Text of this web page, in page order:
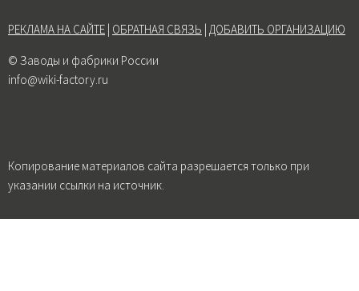
РЕКЛАМА НА САЙТЕ ОБРАТНАЯ СВЯЗЬ ДОБАВИТЬ ОРГАНИЗАЦИЮ
© Заводы и фабрики России
info@wiki-factory.ru
Копирование материалов сайта разрешается только при
указании ссылки на источник.